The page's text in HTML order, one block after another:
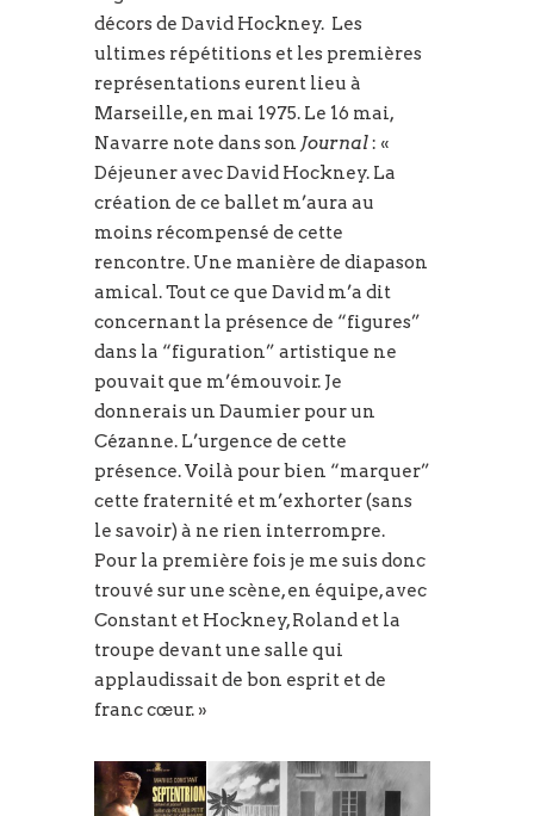
décors de David Hockney. Les
ultimes répétitions et les premières
représentations eurent lieu à
Marseille, en mai 1975. Le 16 mai,
Navarre note dans son Journal: «
Déjeuner avec David Hockney. La
création de ce ballet m’aura au
moins récompensé de cette
rencontre. Une manière de diapason
amical. Tout ce que David m’a dit
concernant la présence de “figures”
dans la “figuration” artistique ne
pouvait que m’émouvoir. Je
donnerais un Daumier pour un
Cézanne. L’urgence de cette
présence. Voilà pour bien “marquer”
cette fraternité et m’exhorter (sans
le savoir) à ne rien interrompre.
Pour la première fois je me suis donc
trouvé sur une scène, en équipe, avec
Constant et Hockney, Roland et la
troupe devant une salle qui
applaudissait de bon esprit et de
franc cœur. »